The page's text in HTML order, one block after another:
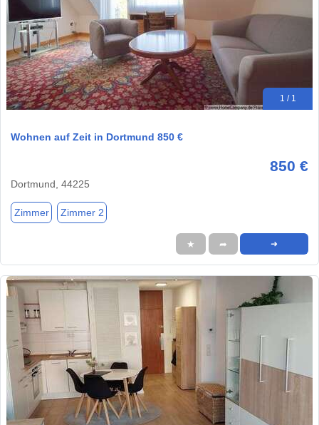
1 / 1
Wohnen auf Zeit in Dortmund 850 €
850 €
Dortmund, 44225
Zimmer Zimmer 2
★ ➦ ➜